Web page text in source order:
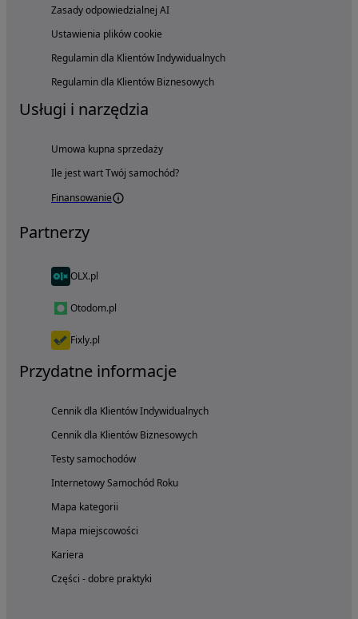
Zasady odpowiedzialnej AI
Ustawienia plików cookie
Regulamin dla Klientów Indywidualnych
Regulamin dla Klientów Biznesowych
Usługi i narzędzia
Umowa kupna sprzedaży
Ile jest wart Twój samochód?
Finansowanie
Partnerzy
OLX.pl
Otodom.pl
Fixly.pl
Przydatne informacje
Cennik dla Klientów Indywidualnych
Cennik dla Klientów Biznesowych
Testy samochodów
Internetowy Samochód Roku
Mapa kategorii
Mapa miejscowości
Kariera
Części - dobre praktyki